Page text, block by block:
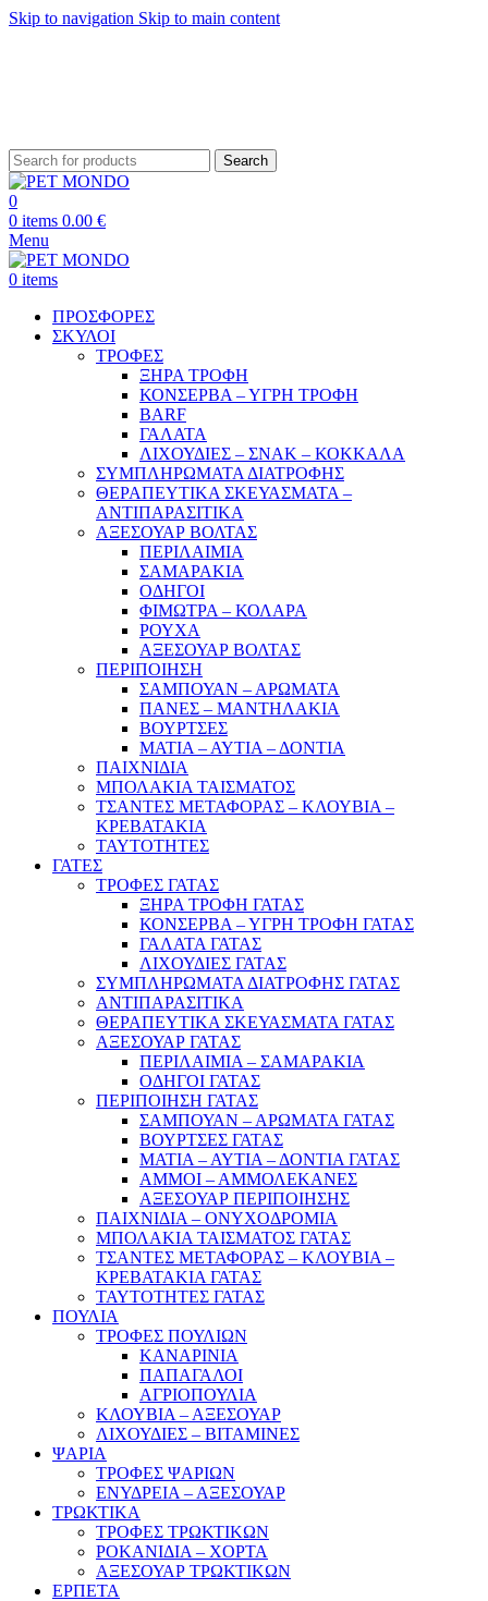
Skip to navigation Skip to main content
Search
0
0 items 0.00 €
Menu
0 items
ΠΡΟΣΦΟΡΕΣ
ΣΚΥΛΟΙ
ΤΡΟΦΕΣ
ΞΗΡΑ ΤΡΟΦΗ
ΚΟΝΣΕΡΒΑ – ΥΓΡΗ ΤΡΟΦΗ
BARF
ΓΑΛΑΤΑ
ΛΙΧΟΥΔΙΕΣ – ΣΝΑΚ – ΚΟΚΚΑΛΑ
ΣΥΜΠΛΗΡΩΜΑΤΑ ΔΙΑΤΡΟΦΗΣ
ΘΕΡΑΠΕΥΤΙΚΑ ΣΚΕΥΑΣΜΑΤΑ –
ΑΝΤΙΠΑΡΑΣΙΤΙΚΑ
ΑΞΕΣΟΥΑΡ ΒΟΛΤΑΣ
ΠΕΡΙΛΑΙΜΙΑ
ΣΑΜΑΡΑΚΙΑ
ΟΔΗΓΟΙ
ΦΙΜΩΤΡΑ – ΚΟΛΑΡΑ
ΡΟΥΧΑ
ΑΞΕΣΟΥΑΡ ΒΟΛΤΑΣ
ΠΕΡΙΠΟΙΗΣΗ
ΣΑΜΠΟΥΑΝ – ΑΡΩΜΑΤΑ
ΠΑΝΕΣ – ΜΑΝΤΗΛΑΚΙΑ
ΒΟΥΡΤΣΕΣ
ΜΑΤΙΑ – ΑΥΤΙΑ – ΔΟΝΤΙΑ
ΠΑΙΧΝΙΔΙΑ
ΜΠΟΛΑΚΙΑ ΤΑΙΣΜΑΤΟΣ
ΤΣΑΝΤΕΣ ΜΕΤΑΦΟΡΑΣ – ΚΛΟΥΒΙΑ –
ΚΡΕΒΑΤΑΚΙΑ
ΤΑΥΤΟΤΗΤΕΣ
ΓΑΤΕΣ
ΤΡΟΦΕΣ ΓΑΤΑΣ
ΞΗΡΑ ΤΡΟΦΗ ΓΑΤΑΣ
ΚΟΝΣΕΡΒΑ – ΥΓΡΗ ΤΡΟΦΗ ΓΑΤΑΣ
ΓΑΛΑΤΑ ΓΑΤΑΣ
ΛΙΧΟΥΔΙΕΣ ΓΑΤΑΣ
ΣΥΜΠΛΗΡΩΜΑΤΑ ΔΙΑΤΡΟΦΗΣ ΓΑΤΑΣ
ΑΝΤΙΠΑΡΑΣΙΤΙΚΑ
ΘΕΡΑΠΕΥΤΙΚΑ ΣΚΕΥΑΣΜΑΤΑ ΓΑΤΑΣ
ΑΞΕΣΟΥΑΡ ΓΑΤΑΣ
ΠΕΡΙΛΑΙΜΙΑ – ΣΑΜΑΡΑΚΙΑ
ΟΔΗΓΟΙ ΓΑΤΑΣ
ΠΕΡΙΠΟΙΗΣΗ ΓΑΤΑΣ
ΣΑΜΠΟΥΑΝ – ΑΡΩΜΑΤΑ ΓΑΤΑΣ
ΒΟΥΡΤΣΕΣ ΓΑΤΑΣ
ΜΑΤΙΑ – ΑΥΤΙΑ – ΔΟΝΤΙΑ ΓΑΤΑΣ
ΑΜΜΟΙ – ΑΜΜΟΛΕΚΑΝΕΣ
ΑΞΕΣΟΥΑΡ ΠΕΡΙΠΟΙΗΣΗΣ
ΠΑΙΧΝΙΔΙΑ – ΟΝΥΧΟΔΡΟΜΙΑ
ΜΠΟΛΑΚΙΑ ΤΑΙΣΜΑΤΟΣ ΓΑΤΑΣ
ΤΣΑΝΤΕΣ ΜΕΤΑΦΟΡΑΣ – ΚΛΟΥΒΙΑ –
ΚΡΕΒΑΤΑΚΙΑ ΓΑΤΑΣ
ΤΑΥΤΟΤΗΤΕΣ ΓΑΤΑΣ
ΠΟΥΛΙΑ
ΤΡΟΦΕΣ ΠΟΥΛΙΩΝ
ΚΑΝΑΡΙΝΙΑ
ΠΑΠΑΓΑΛΟΙ
ΑΓΡΙΟΠΟΥΛΙΑ
ΚΛΟΥΒΙΑ – ΑΞΕΣΟΥΑΡ
ΛΙΧΟΥΔΙΕΣ – ΒΙΤΑΜΙΝΕΣ
ΨΑΡΙΑ
ΤΡΟΦΕΣ ΨΑΡΙΩΝ
ΕΝΥΔΡΕΙΑ – ΑΞΕΣΟΥΑΡ
ΤΡΩΚΤΙΚΑ
ΤΡΟΦΕΣ ΤΡΩΚΤΙΚΩΝ
ΡΟΚΑΝΙΔΙΑ – ΧΟΡΤΑ
ΑΞΕΣΟΥΑΡ ΤΡΩΚΤΙΚΩΝ
ΕΡΠΕΤΑ